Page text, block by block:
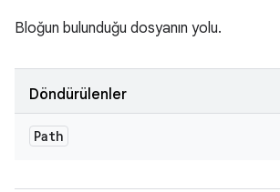
Bloğun bulunduğu dosyanın yolu.
Döndürülenler
Path